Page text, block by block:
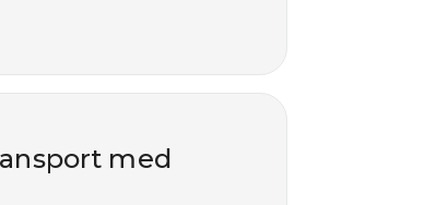
med